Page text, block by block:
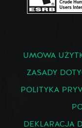
UMOWA
ZASADY
POLITYKA
DEKLARACJA